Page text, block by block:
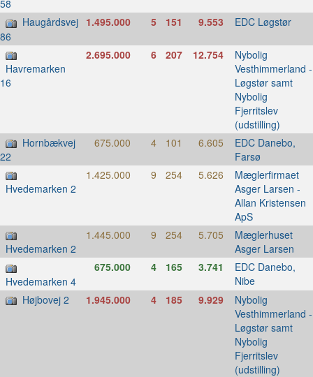
58
Haugårdsvej
86
1.495.000 5 151 9.553 EDC Løgstør
Havremarken
16
2.695.000 6 207 12.754 Nybolig
Vesthimmerland -
Løgstør samt
Nybolig
Fjerritslev
(udstilling)
Hornbækvej
22
675.000 4 101 6.605 EDC Danebo,
Farsø
Hvedemarken 2
1.425.000 9 254 5.626 Mæglerfirmaet
Asger Larsen -
Allan Kristensen
ApS
Hvedemarken 2
1.445.000 9 254 5.705 Mæglerhuset
Asger Larsen
Hvedemarken 4
675.000 4 165 3.741 EDC Danebo,
Nibe
Højbovej 2
1.945.000 4 185 9.929 Nybolig
Vesthimmerland -
Løgstør samt
Nybolig
Fjerritslev
(udstilling)